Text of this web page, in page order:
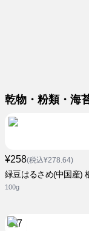
乾物・粉類・海
¥258(税込¥278.64)
緑豆はるさめ(中国産)
100g